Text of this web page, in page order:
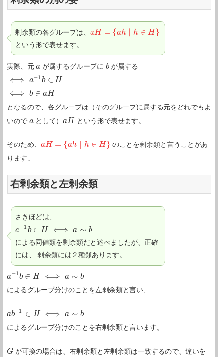
剰余類の各グループは、 aH = {ah h ∈ H }
aH= {ah ∣ h∈
という形で表せます。
実際、元 a
a が属するグループにb
bが属する
⟺ a−1 b ∈ H
⟺a− b∈H
⟺ b ∈ aH
⟺b∈ aH
となるので、各グループは（そのグループに属する元をどれでもよ
いので a
a として）aH
aH という形で表せます。
そのため、 aH = {ah h ∈ H }
aH= {ah ∣ h∈
のことを剰余類と言うことがあ
ります。
右剰余類と左剰余類
さきほどは、
a−1 b ∈ H ⟺ a ∼ b
a−1b∈H⟺ a∼b
による同値類を剰余類だと述べましたが、正確
には、 剰余類には２種類あります。
a−1 b ∈ H ⟺ a ∼ b
a−1b∈H⟺ a∼b
によるグループ分けのことを左剰余類と言い、
ab−1 ∈ H ⟺ a ∼ b
ab−1 ∈H ⟺ a∼b
によるグループ分けのことを右剰余類と言います。
G
G が可換の場合は、右剰余類と左剰余類は一致するので、違いを